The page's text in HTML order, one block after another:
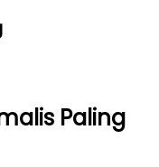
Paling